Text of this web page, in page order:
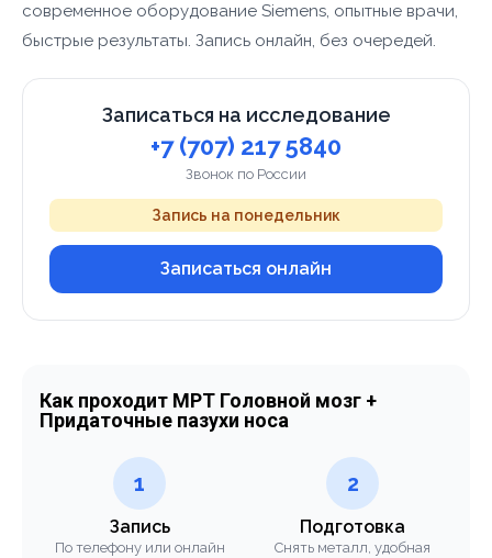
современное оборудование Siemens, опытные врачи,
быстрые результаты. Запись онлайн, без очередей.
Записаться на исследование
+7 (707) 217 5840
Звонок по России
Запись на понедельник
Записаться онлайн
Как проходит МРТ Головной мозг +
Придаточные пазухи носа
1
Запись
По телефону или онлайн
2
Подготовка
Снять металл, удобная